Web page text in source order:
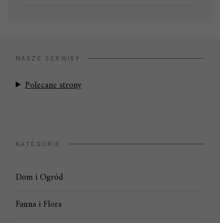
NASZE SERWISY
Polecane strony
KATEGORIE
Dom i Ogród
Fauna i Flora